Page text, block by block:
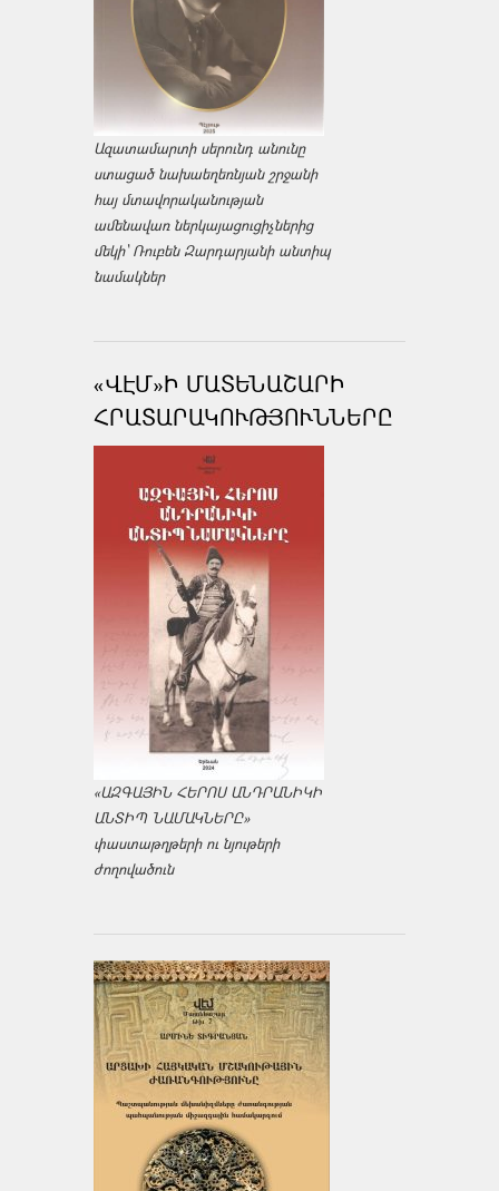
Ազատամարտի սերունդ անունը
ստացած նախաեղեռնյան շրջանի
հայ մտավորականության
ամենավառ ներկայացուցիչներից
մեկի՝ Ռուբեն Զարդարյանի անտիպ
նամակներ
«ՎԷՄ»Ի ՄԱՏԵՆԱՇԱՐԻ
ՀՐԱՏԱՐԱԿՈՒԹՅՈՒՆՆԵՐԸ
«ԱԶԳԱՅԻՆ ՀԵՐՈՍ ԱՆԴՐԱՆԻԿԻ
ԱՆՏԻՊ ՆԱՄԱԿՆԵՐԸ»
փաստաթղթերի ու նյութերի
ժողովածուն